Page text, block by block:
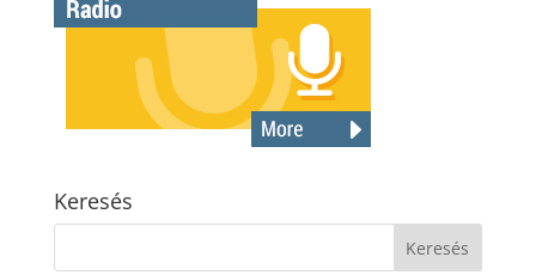
Keresés